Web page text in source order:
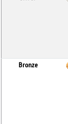
Bronze